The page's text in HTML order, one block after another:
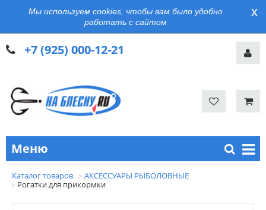
Мы используем cookies, чтобы вам было удобно
работать с сайтом
x
+7 (925) 000-12-21
Меню
Каталог товаров
АКСЕССУАРЫ РЫБОЛОВНЫЕ
Рогатки для прикормки